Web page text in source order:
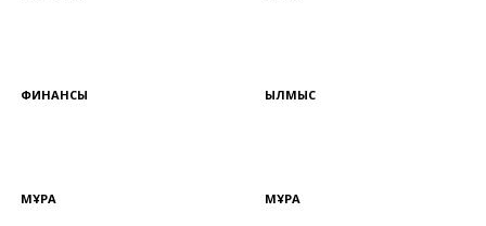
ФИНАНСЫ ҚЫЛМЫС
МҰРА МҰРА